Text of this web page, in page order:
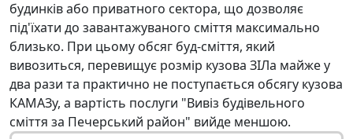
будинків або приватного сектора, що дозволяє
під'їхати до завантажуваного сміття максимально
близько. При цьому обсяг буд-сміття, який
вивозиться, перевищує розмір кузова ЗІЛа майже у
два рази та практично не поступається обсягу кузова
КАМАЗу, а вартість послуги "Вивіз будівельного
сміття за Печерський район" вийде меншою.